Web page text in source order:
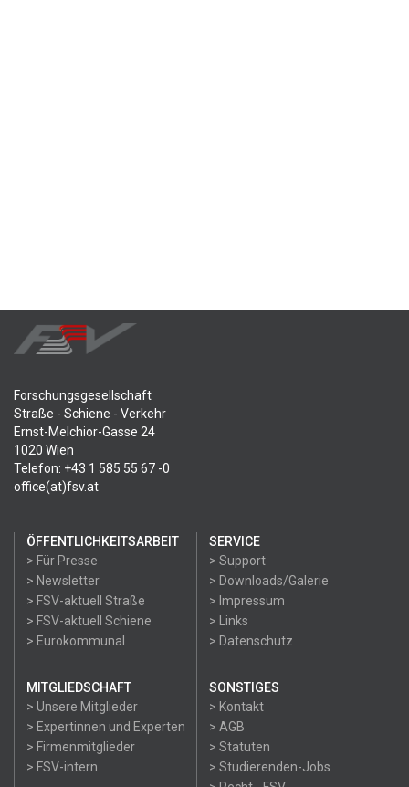
Forschungsgesellschaft
Straße - Schiene - Verkehr
Ernst-Melchior-Gasse 24
1020 Wien
Telefon: +43 1 585 55 67 -0
office(at)fsv.at
ÖFFENTLICHKEITSARBEIT
> Für Presse
> Newsletter
> FSV-aktuell Straße
> FSV-aktuell Schiene
> Eurokommunal
SERVICE
> Support
> Downloads/Galerie
> Impressum
> Links
> Datenschutz
MITGLIEDSCHAFT
> Unsere Mitglieder
> Expertinnen und Experten
> Firmenmitglieder
> FSV-intern
SONSTIGES
> Kontakt
> AGB
> Statuten
> Studierenden-Jobs